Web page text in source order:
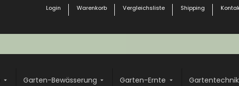
Login Warenkorb Vergleichsliste Shipping
Garten-Bewässerung Garten-Ernte Gartentechnik